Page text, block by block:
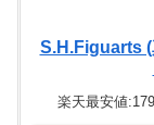
S.H.Figuarts (
楽天最安値